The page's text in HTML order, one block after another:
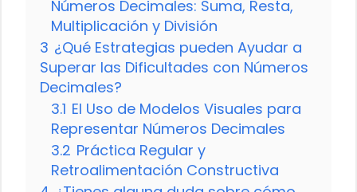
Números Decimales: Suma, Resta,
Multiplicación y División
3 ¿Qué Estrategias pueden Ayudar a
Superar las Dificultades con Números
Decimales?
3.1 El Uso de Modelos Visuales para
Representar Números Decimales
3.2 Práctica Regular y
Retroalimentación Constructiva